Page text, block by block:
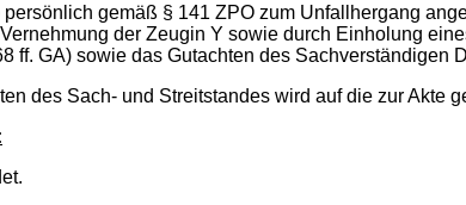
gemäß § 141 ZPO zum Unfallhergang
der Zeugin Y sowie durch Einholung
ff. GA) sowie das Gutachten des Sachverständigen
des Sach- und Streitstandes wird auf die zur Akte